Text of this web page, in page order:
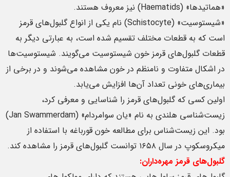
«هماتید‌ها» (Haematids) نیز معروف هستند.
«شیستوسیت» (Schistocyte) نام یکی از انواع گلبول‌های قرمز
است که به قطعات مختلف تقسیم شده است، به عبارتی دیگر به
قطعات گلبول‌های قرمز خون شیستوسیت می‌گویند. شیستوسیت‌ها
در اشکال متفاوت و نامنظم در خون مشاهده می‌شوند و در برخی از
بیماری‌های خونی تعداد آن‌ها افزایش می‌یابد.
اولین کسی که گلبول‌های قرمز را شناسایی و معرفی کرد،
زیست‌شناسی هلندی به نام «یان سوامردام» (Jan Swammerdam)
بود. این زیست‌شناس برای مطالعه خون قورباغه با استفاده از
میکروسکوپ در سال ۱۶۵۸ توانست گلبول‌های قرمز را مشاهده کند.
گلبول‌های قرمز مهره‌داران: